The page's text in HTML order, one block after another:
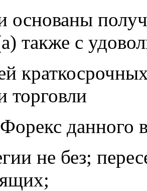
основаны
также с
торговли
данного
не без;